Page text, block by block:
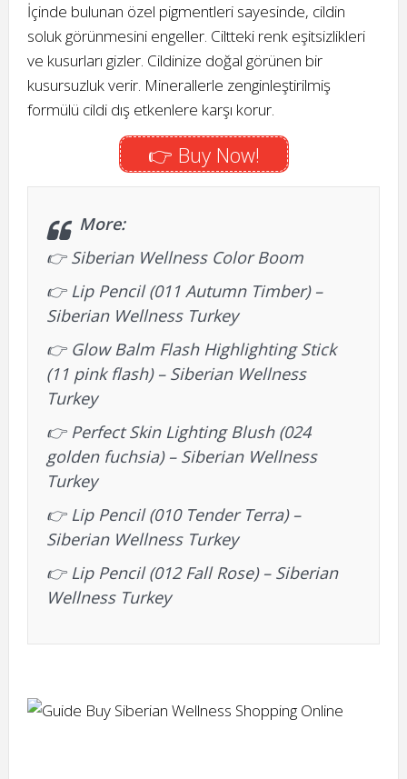
İçinde bulunan özel pigmentleri sayesinde, cildin
soluk görünmesini engeller. Ciltteki renk eşitsizlikleri
ve kusurları gizler. Cildinize doğal görünen bir
kusursuzluk verir. Minerallerle zenginleştirilmiş
formülü cildi dış etkenlere karşı korur.
👉 Buy Now!
More:
👉 Siberian Wellness Color Boom
👉 Lip Pencil (011 Autumn Timber) –
Siberian Wellness Turkey
👉 Glow Balm Flash Highlighting Stick
(11 pink flash) – Siberian Wellness
Turkey
👉 Perfect Skin Lighting Blush (024
golden fuchsia) – Siberian Wellness
Turkey
👉 Lip Pencil (010 Tender Terra) –
Siberian Wellness Turkey
👉 Lip Pencil (012 Fall Rose) – Siberian
Wellness Turkey